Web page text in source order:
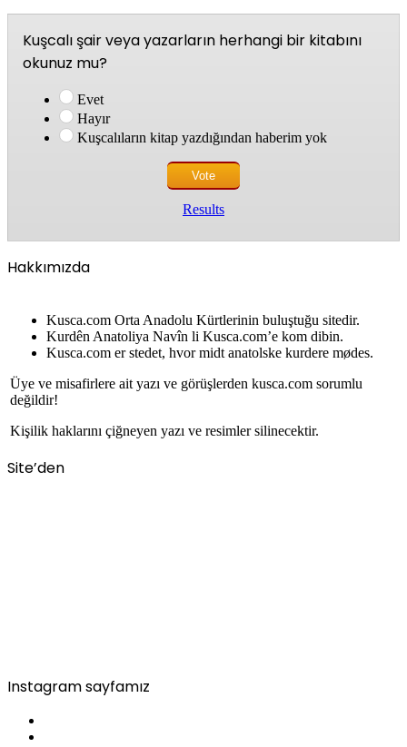
Kuşcalı şair veya yazarların herhangi bir kitabını
okunuz mu?
Evet
Hayır
Kuşcalıların kitap yazdığından haberim yok
Results
Hakkımızda
Kusca.com Orta Anadolu Kürtlerinin buluştuğu sitedir.
Kurdên Anatoliya Navîn li Kusca.com’e kom dibin.
Kusca.com er stedet, hvor midt anatolske kurdere mødes.
Üye ve misafirlere ait yazı ve görüşlerden kusca.com sorumlu
değildir!
Kişilik haklarını çiğneyen yazı ve resimler silinecektir.
Site’den
Instagram sayfamız